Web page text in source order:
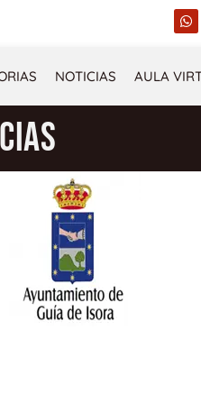
W
h
s
a
p
NOTICIAS AULA